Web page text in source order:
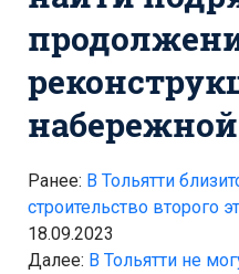
Неделя Тольятти
набережной
Ранее: В Тольятти
строительство второго
18.09.2023
Далее: В Тольятти не